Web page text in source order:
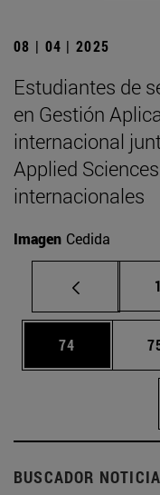
08 | 04 | 2025
Estudiantes de
en Gestión
internacional
Applied
internacionales
Imagen Cedida
1
Página
74
BUSCADOR